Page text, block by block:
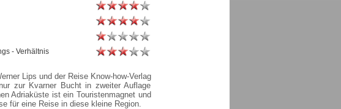
- Verhältnis
Lips und der Reise Know-how-Verlag
zur Kvarner Bucht in zweiter Auflage
Adriaküste ist ein Touristenmagnet und
für eine Reise in diese kleine Region.